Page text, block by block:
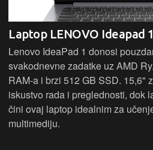
Laptop LENOVO Ideapad
Lenovo IdeaPad 1 donosi
svakodnevne zadatke uz AMD
RAM-a i brzi 512 GB SSD. 15,6"
iskustvo rada i preglednosti, dok
čini ovaj laptop idealnim za
multimediju.